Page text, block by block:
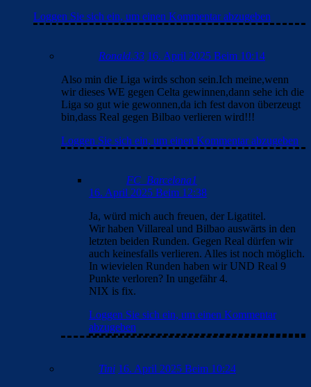
Loggen Sie sich ein, um einen Kommentar abzugeben
Ronald.33 16. April 2025 Beim 10:14
Also min die Liga wirds schon sein.Ich meine,wenn
wir dieses WE gegen Celta gewinnen,dann sehe ich die
Liga so gut wie gewonnen,da ich fest davon überzeugt
bin,dass Real gegen Bilbao verlieren wird!!!
Loggen Sie sich ein, um einen Kommentar abzugeben
FC_Barcelona1
16. April 2025 Beim 12:38
Ja, würd mich auch freuen, der Ligatitel.
Wir haben Villareal und Bilbao auswärts in den
letzten beiden Runden. Gegen Real dürfen wir
auch keinesfalls verlieren. Alles ist noch möglich.
In wievielen Runden haben wir UND Real 9
Punkte verloren? In ungefähr 4.
NIX is fix.
Loggen Sie sich ein, um einen Kommentar
abzugeben
Tini 16. April 2025 Beim 10:24